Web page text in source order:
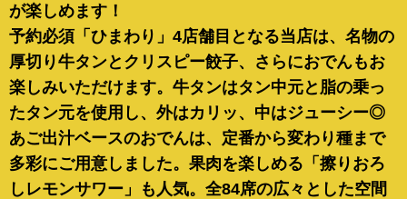
が楽しめます！
予約必須「ひまわり」4店舗目となる当店は、名物の
厚切り牛タンとクリスピー餃子、さらにおでんもお
楽しみいただけます。牛タンはタン中元と脂の乗っ
たタン元を使用し、外はカリッ、中はジューシー◎
あご出汁ベースのおでんは、定番から変わり種まで
多彩にご用意しました。果肉を楽しめる「擦りおろ
しレモンサワー」も人気。全84席の広々とした空間